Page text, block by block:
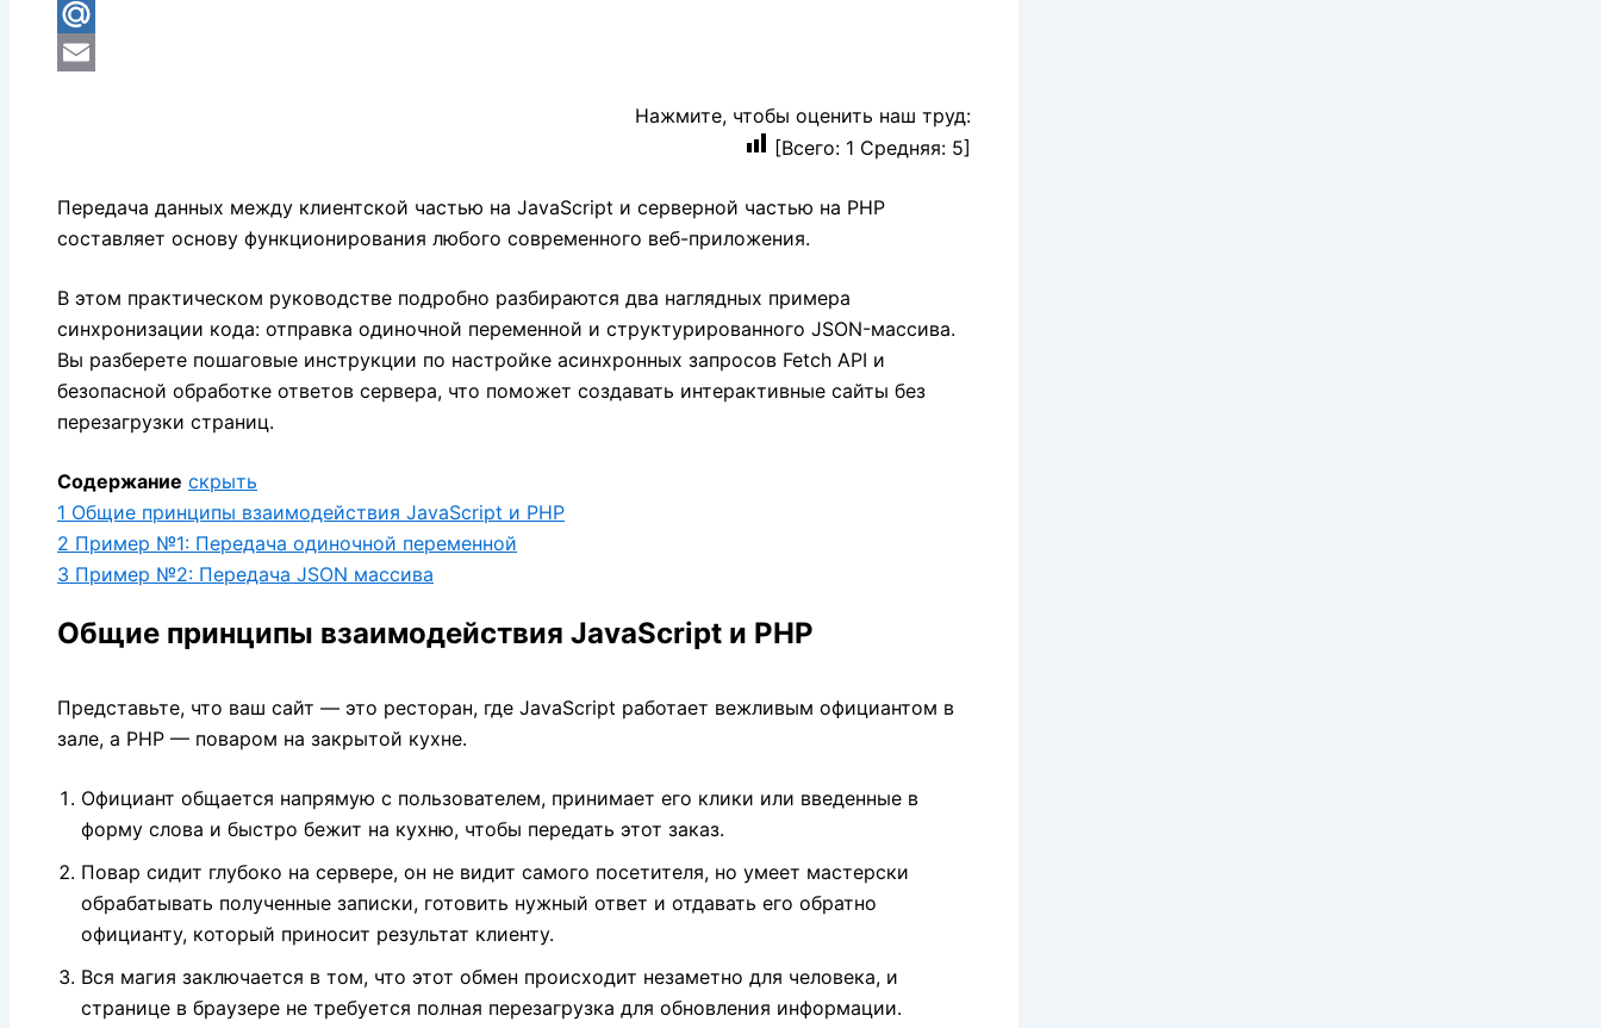
Reddit
Mail.Ru
Нажмите, чтобы оценить наш труд:
[Всего: 1 Средняя: 5]
Передача данных между клиентской частью на JavaScript и серверной частью на PHP
составляет основу функционирования любого современного веб-приложения.
В этом практическом руководстве подробно разбираются два наглядных примера
синхронизации кода: отправка одиночной переменной и структурированного JSON-массива.
Вы разберете пошаговые инструкции по настройке асинхронных запросов Fetch API и
безопасной обработке ответов сервера, что поможет создавать интерактивные сайты без
перезагрузки страниц.
Содержание скрыть
1 Общие принципы взаимодействия JavaScript и PHP
2 Пример №1: Передача одиночной переменной
3 Пример №2: Передача JSON массива
Общие принципы взаимодействия JavaScript и PHP
Представьте, что ваш сайт — это ресторан, где JavaScript работает вежливым официантом в
зале, а PHP — поваром на закрытой кухне.
Официант общается напрямую с пользователем, принимает его клики или введенные в
форму слова и быстро бежит на кухню, чтобы передать этот заказ.
Повар сидит глубоко на сервере, он не видит самого посетителя, но умеет мастерски
обрабатывать полученные записки, готовить нужный ответ и отдавать его обратно
официанту, который приносит результат клиенту.
Вся магия заключается в том, что этот обмен происходит незаметно для человека, и
странице в браузере не требуется полная перезагрузка для обновления информации.